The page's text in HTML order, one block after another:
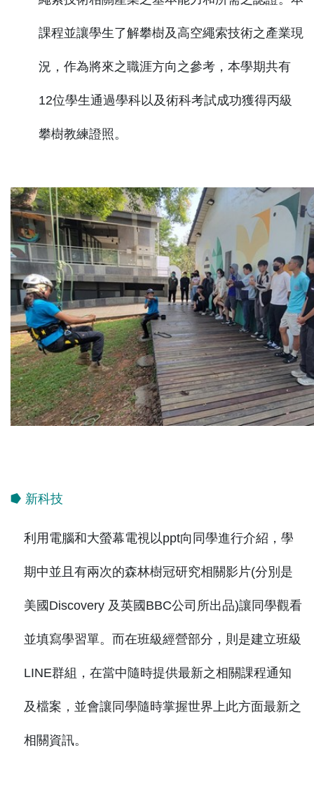
課程並讓學生了解攀樹及高空繩索技術之產業現
況，作為將來之職涯方向之參考，本學期共有
12位學生通過學科以及術科考試成功獲得丙級
攀樹教練證照。
⭓ 新科技
利用電腦和大螢幕電視以ppt向同學進行介紹，學
期中並且有兩次的森林樹冠研究相關影片(分別是
美國Discovery 及英國BBC公司所出品)讓同學觀看
並填寫學習單。而在班級經營部分，則是建立班級
LINE群組，在當中隨時提供最新之相關課程通知
及檔案，並會讓同學隨時掌握世界上此方面最新之
相關資訊。